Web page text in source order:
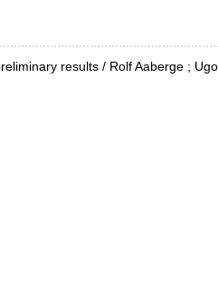
results / Rolf Aaberge ;